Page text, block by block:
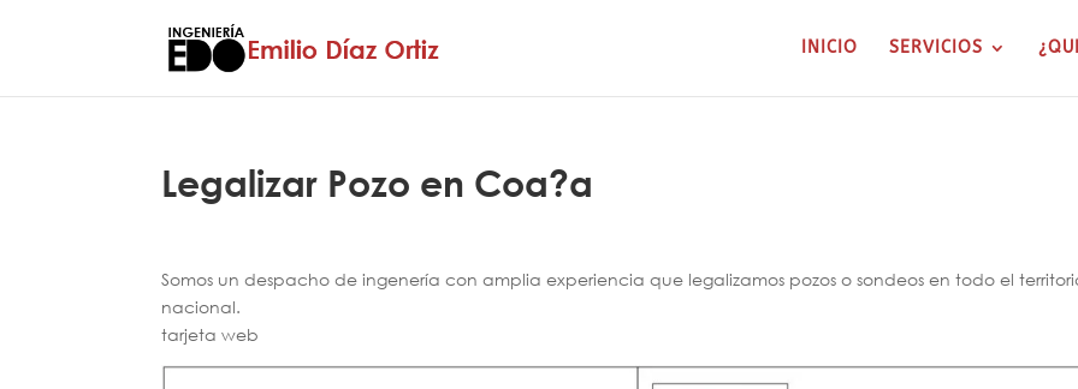
INICIO SERVICIOS
Legalizar Pozo en Coa?a
Somos un despacho de ingenería con amplia experiencia que legalizamos pozos o sondeos en todo el
nacional.
tarjeta web